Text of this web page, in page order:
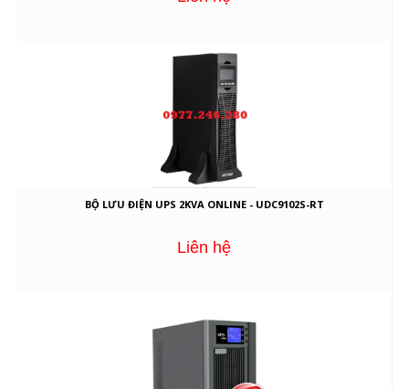
BỘ LƯU ĐIỆN UPS 2KVA ONLINE - UDC9102S-RT
Liên hệ